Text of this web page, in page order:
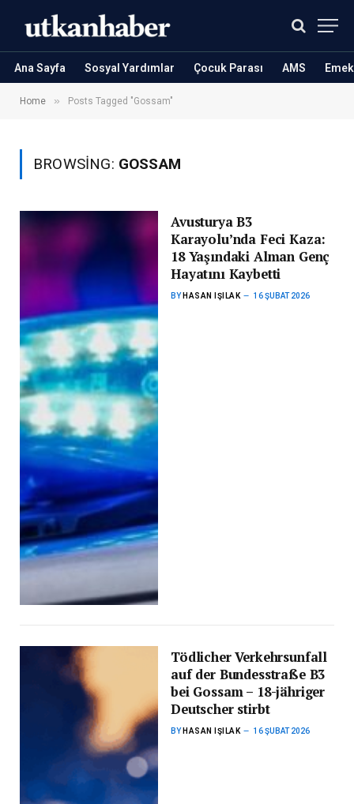
Ana Sayfa Sosyal Yardımlar Çocuk Parası AMS
Home » Posts Tagged "Gossam"
BROWSING: GOSSAM
Avusturya B3
Karayolu’nda Feci Kaza:
18 Yaşındaki Alman Genç
Hayatını Kaybetti
BY HASAN IŞILAK 16 ŞUBAT 2026
Tödlicher Verkehrsunfall
auf der Bundesstraße B3
bei Gossam – 18-jähriger
Deutscher stirbt
BY HASAN IŞILAK 16 ŞUBAT 2026